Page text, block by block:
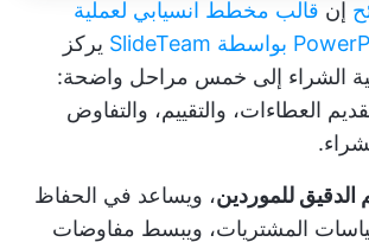
إن قالب مخطط انسيابي لعملية
يركز
الشراء إلى خمس مراحل واضحة:
العطاءات، والتقييم، والتفاوض
الدقيق للموردين، ويساعد في الحفاظ
المشتريات، ويبسط مفاوضات